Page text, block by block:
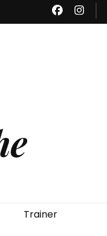
Trainer